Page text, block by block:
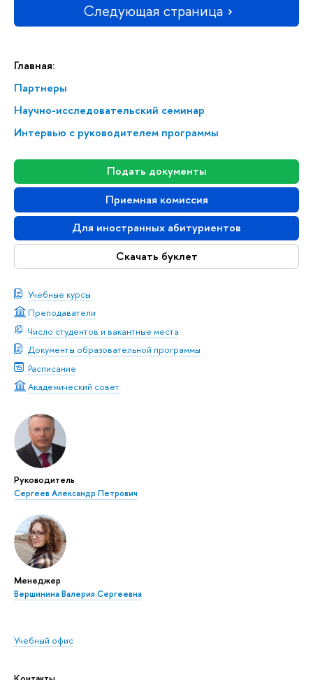
Главная:
Партнеры
Научно-исследовательский семинар
Интервью с руководителем программы
Подать документы
Приемная комиссия
Для иностранных абитуриентов
Скачать буклет
Учебные курсы
Преподаватели
Число студентов и вакантные места
Документы образовательной программы
Расписание
Академический совет
Руководитель
Сергеев Александр Петрович
Менеджер
Вершинина Валерия Сергеевна
Учебный офис
Следующая страница